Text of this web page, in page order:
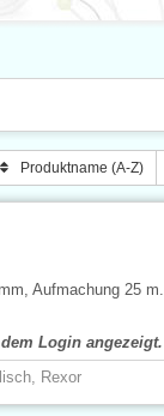
Produktname (A-Z)
Aufmachung 25
Login angezeigt.
Rexor